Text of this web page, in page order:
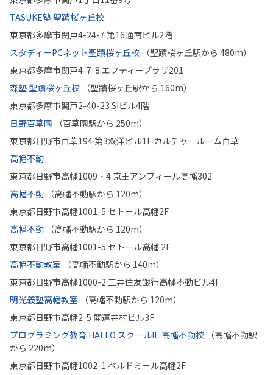
TASUKE塾 聖蹟桜ヶ丘校
東京都多摩市関戸4-24-7 第16通南ビル2階
スタディーPCネット聖蹟桜ヶ丘校
（聖蹟桜ヶ丘駅から 480m）
東京都多摩市関戸4-7-8 エフティープラザ201
森塾 聖蹟桜ヶ丘校
（聖蹟桜ヶ丘駅から 160m）
東京都多摩市関戸2-40-23 SIビル4階
日野百草園
（百草園駅から 250m）
東京都日野市百草194 第3双洋ビル1F カルチャールーム百草
高幡不動
東京都日野市高幡1009‐4 京王アンフィール高幡302
高幡不動
（高幡不動駅から 120m）
東京都日野市高幡1001-5 セトール高幡2F
高幡不動
（高幡不動駅から 120m）
東京都日野市高幡1001-5 セトール高幡 2F
高幡不動教室
（高幡不動駅から 140m）
東京都日野市高幡1000-2 三井住友銀行高幡不動ビル4F
明光義塾高幡教室
（高幡不動駅から 120m）
東京都日野市高幡2-5 開運井村ビル3F
プログラミング教育 HALLO スクールIE 高幡不動校
（高幡不動駅
から 220m）
東京都日野市高幡1002-1 ベルドミール高幡2F